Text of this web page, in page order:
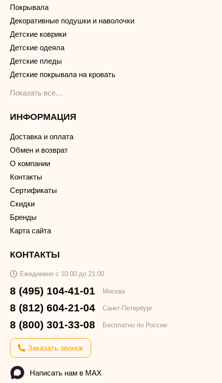
Покрывала
Декоративные подушки и наволочки
Детские коврики
Детские одеяла
Детские пледы
Детские покрывала на кровать
Показать все…
ИНФОРМАЦИЯ
Доставка и оплата
Обмен и возврат
О компании
Контакты
Сертификаты
Скидки
Бренды
Карта сайта
КОНТАКТЫ
Ежедневно с 10:00 до 21:00
8 (495) 104-41-01 Москва
8 (812) 604-21-04 Санкт-Петербург
8 (800) 301-33-08 Бесплатно по России
Заказать звонок
Написать нам в MAX